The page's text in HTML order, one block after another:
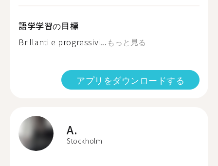
語学学習の目標
Brillanti e progressivi... もっと見る
アプリをダウンロードする
A.
Stockholm